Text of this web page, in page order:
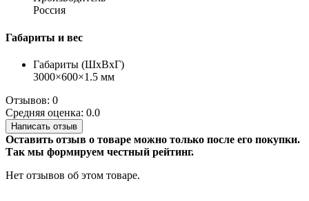
Россия
Габариты и вес
Габариты (ШхВхГ)
3000×600×1.5 мм
Отзывов: 0
Средняя оценка: 0.0
Написать отзыв
Оставить отзыв о товаре можно только после его покупки.
Так мы формируем честный рейтинг.
Нет отзывов об этом товаре.